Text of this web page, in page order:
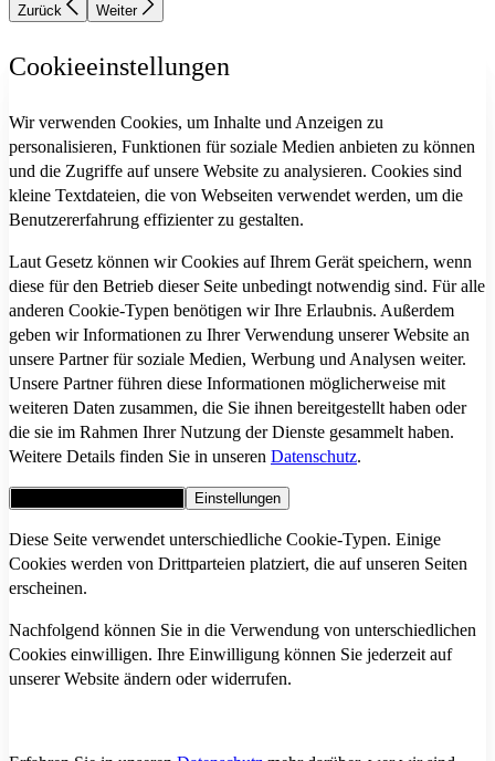
Zurück Weiter
Cookieeinstellungen
Wir verwenden Cookies, um Inhalte und Anzeigen zu
personalisieren, Funktionen für soziale Medien anbieten zu können
und die Zugriffe auf unsere Website zu analysieren. Cookies sind
kleine Textdateien, die von Webseiten verwendet werden, um die
Benutzererfahrung effizienter zu gestalten.
Laut Gesetz können wir Cookies auf Ihrem Gerät speichern, wenn
diese für den Betrieb dieser Seite unbedingt notwendig sind. Für alle
anderen Cookie-Typen benötigen wir Ihre Erlaubnis. Außerdem
geben wir Informationen zu Ihrer Verwendung unserer Website an
unsere Partner für soziale Medien, Werbung und Analysen weiter.
Unsere Partner führen diese Informationen möglicherweise mit
weiteren Daten zusammen, die Sie ihnen bereitgestellt haben oder
die sie im Rahmen Ihrer Nutzung der Dienste gesammelt haben.
Weitere Details finden Sie in unseren Datenschutz.
Einstellungen
Diese Seite verwendet unterschiedliche Cookie-Typen. Einige
Cookies werden von Drittparteien platziert, die auf unseren Seiten
erscheinen.
Nachfolgend können Sie in die Verwendung von unterschiedlichen
Cookies einwilligen. Ihre Einwilligung können Sie jederzeit auf
unserer Website ändern oder widerrufen.